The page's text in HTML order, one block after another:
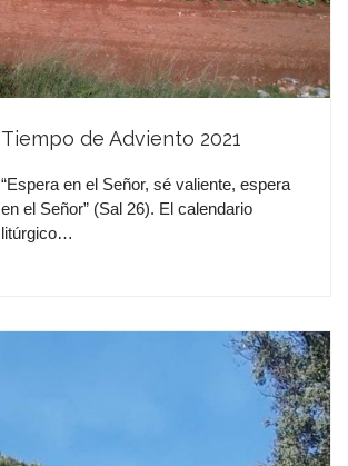
Tiempo de Adviento 2021
“Espera en el Señor, sé valiente, espera
en el Señor” (Sal 26). El calendario
litúrgico…